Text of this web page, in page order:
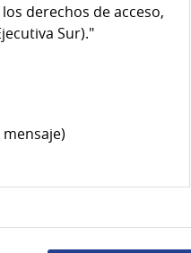
derechos de acceso,
Sur)."